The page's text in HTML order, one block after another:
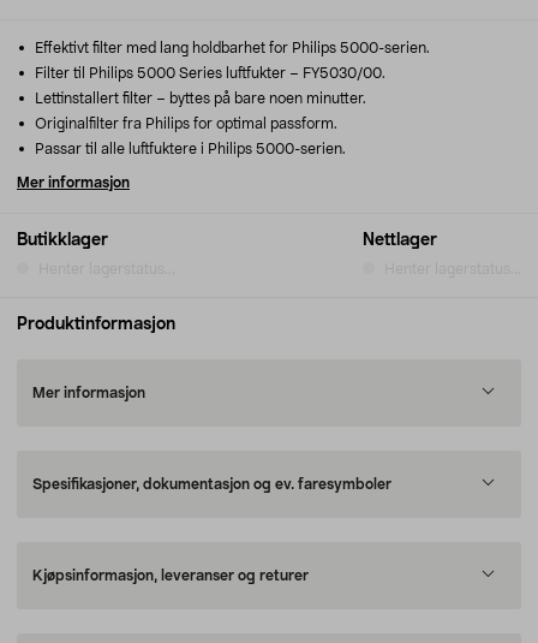
Butikklager Nettlager
Effektivt filter med lang holdbarhet for Philips 5000-serien.
Filter til Philips 5000 Series luftfukter – FY5030/00.
Lettinstallert filter – byttes på bare noen minutter.
Originalfilter fra Philips for optimal passform.
Passar til alle luftfuktere i Philips 5000-serien.
Mer informasjon
Produktinformasjon
Mer informasjon
Spesifikasjoner, dokumentasjon og ev. faresymboler
Kjøpsinformasjon, leveranser og returer